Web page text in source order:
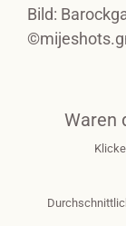
Bild:
Waren